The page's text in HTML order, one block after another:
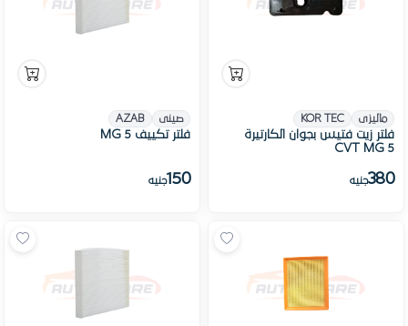
ماليزى KOR TEC
فلتر زيت فتيس بجوان الكارتيرة
CVT MG 5
380جنيه
صينى AZAB
فلتر تكييف MG 5
150جنيه